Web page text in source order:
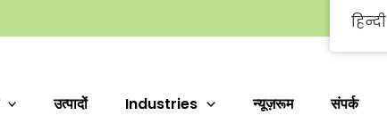
उत्पादों Industries न्यूज़रूम संपर्क
हिन्दी